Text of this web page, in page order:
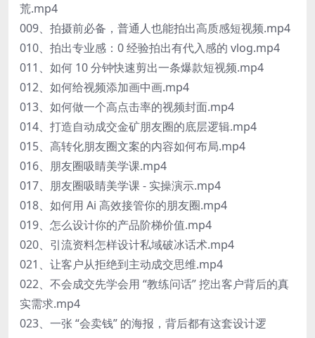
荒.mp4
009、拍摄前必备，普通人也能拍出高质感短视频.mp4
010、拍出专业感：0 经验拍出有代入感的 vlog.mp4
011、如何 10 分钟快速剪出一条爆款短视频.mp4
012、如何给视频添加画中画.mp4
013、如何做一个高点击率的视频封面.mp4
014、打造自动成交金矿朋友圈的底层逻辑.mp4
015、高转化朋友圈文案的内容如何布局.mp4
016、朋友圈吸睛美学课.mp4
017、朋友圈吸睛美学课 - 实操演示.mp4
018、如何用 Ai 高效接管你的朋友圈.mp4
019、怎么设计你的产品阶梯价值.mp4
020、引流资料怎样设计私域破冰话术.mp4
021、让客户从拒绝到主动成交思维.mp4
022、不会成交先学会用 “教练问话” 挖出客户背后的真
实需求.mp4
023、一张 “会卖钱” 的海报，背后都有这套设计逻